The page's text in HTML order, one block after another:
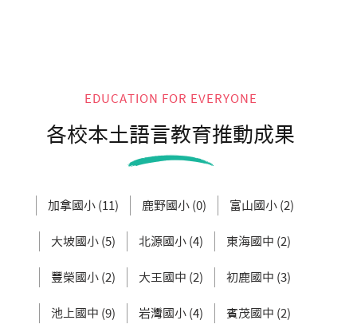
EDUCATION FOR EVERYONE
各校本土語言教育推動成果
加拿國小 (11) 鹿野國小 (0) 富山國小 (2)
大坡國小 (5) 北源國小 (4) 東海國中 (2)
豐榮國小 (2) 大王國中 (2) 初鹿國中 (3)
池上國中 (9) 岩灣國小 (4) 賓茂國中 (2)